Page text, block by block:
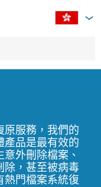
原服務，我們的
產品是最有效的
外刪除檔案、
除，甚至被病毒
熱門檔案系統復